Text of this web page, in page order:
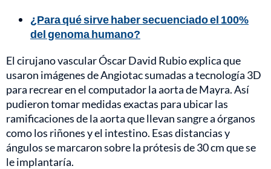
¿Para qué sirve haber secuenciado el 100%
del genoma humano?
El cirujano vascular Óscar David Rubio explica que
usaron imágenes de Angiotac sumadas a tecnología 3D
para recrear en el computador la aorta de Mayra. Así
pudieron tomar medidas exactas para ubicar las
ramificaciones de la aorta que llevan sangre a órganos
como los riñones y el intestino. Esas distancias y
ángulos se marcaron sobre la prótesis de 30 cm que se
le implantaría.